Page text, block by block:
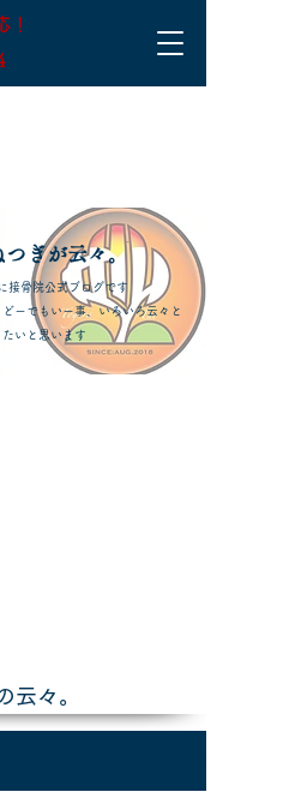
！
ぎが云々。
接骨院公式ブログです
ーでもいー事、いろいろ云々と
いと思います
云々。